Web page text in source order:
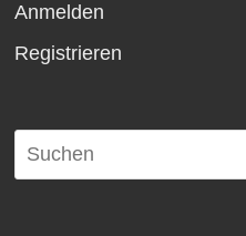
Anmelden
Registrieren